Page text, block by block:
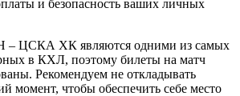
и безопасность ваших личных
– ЦСКА ХК являются одними из самых
в КХЛ, поэтому билеты на матч
Рекомендуем не откладывать
момент, чтобы обеспечить себе место